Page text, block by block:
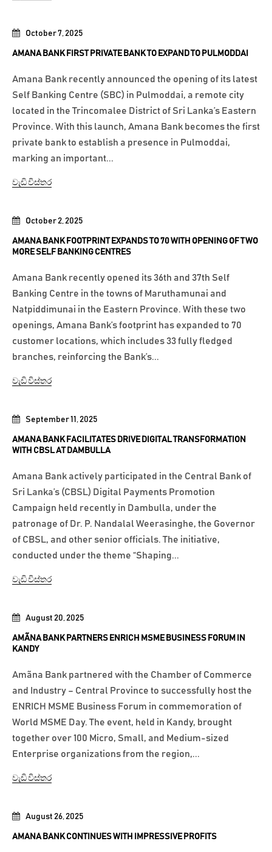
August 26, 2025
AMANA BANK CONTINUES WITH IMPRESSIVE PROFITS
August 20, 2025
AMÃNA BANK PARTNERS ENRICH MSME BUSINESS FORUM IN
KANDY
Amãna Bank partnered with the Chamber of Commerce
and Industry – Central Province to successfully host the
ENRICH MSME Business Forum in commemoration of
World MSME Day. The event, held in Kandy, brought
together over 100 Micro, Small, and Medium-sized
Enterprise organizations from the region,...
වැඩි විස්තර
September 11, 2025
AMANA BANK FACILITATES DRIVE DIGITAL TRANSFORMATION
WITH CBSL AT DAMBULLA
Amana Bank actively participated in the Central Bank of
Sri Lanka’s (CBSL) Digital Payments Promotion
Campaign held recently in Dambulla, under the
patronage of Dr. P. Nandalal Weerasinghe, the Governor
of CBSL, and other senior officials. The initiative,
conducted under the theme “Shaping...
වැඩි විස්තර
October 2, 2025
AMANA BANK FOOTPRINT EXPANDS TO 70 WITH OPENING OF TWO
MORE SELF BANKING CENTRES
Amana Bank recently opened its 36th and 37th Self
Banking Centre in the towns of Maruthamunai and
Natpiddimunai in the Eastern Province. With these two
openings, Amana Bank’s footprint has expanded to 70
customer locations, which includes 33 fully fledged
branches, reinforcing the Bank’s...
වැඩි විස්තර
October 7, 2025
AMANA BANK FIRST PRIVATE BANK TO EXPAND TO PULMODDAI
Amana Bank recently announced the opening of its latest
Self Banking Centre (SBC) in Pulmoddai, a remote city
located in the Trincomalee District of Sri Lanka’s Eastern
Province. With this launch, Amana Bank becomes the first
private bank to establish a presence in Pulmoddai,
marking an important...
වැඩි විස්තර